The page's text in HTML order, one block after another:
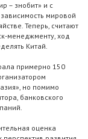
– знобит» и с
мировой
Теперь, считают
менеджменту, ход
Китай.
примерно 150
но помимо
банковского
оценка